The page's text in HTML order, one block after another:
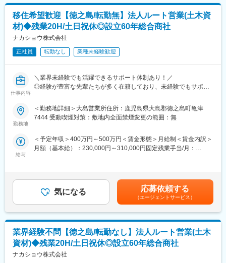
現場やお客様の声を起点に、仮説検証と改良を素早く重ねる風土
がございます。失敗を次の挑戦につなげる文化が根付いていま
す。
・小さく始め、大きく育てる経営スタイル
内製化と柔軟な投資判断により新たな市場を創出。若手社員にも
早期から裁量ある仕事をお任せしています。
実しており、職種の枠を越えた成長機会がございます。
・宮崎、鹿児島、沖縄県内営業所等約50拠点の事務処理等の監
査、指導
※各拠点等への出張業務が発生します
■想定されるキャリアパス（入社3年以降のイメージ）
管理部門内の経理決算関係、内部監査業務における管理職を担当
いただきます。
■当社の特徴
・基本的に土日祝お休みで、年末年始・お盆は8連休以上あり、有
す。（平均有休取得日数10.3日）
・景気に左右されにくい業界で、クボタのネームバリューもあ
・クボタグループならではの福利厚生も充実しています。
営業所44拠点・大型サービスセンター6拠点を擁し、農業機械の
販売・サービスを通して「地域農業の発展」と「地域社会への貢
献」を使命としております。
変更の範囲：当社業務全般
金はあくまでも目安の金額であり、選考を通じて上下する可能性
があります。月給(月額)は固定手当を含めた表記です。
移住希望歓迎【徳之島/転勤無】法人ルート営業(土木資
材)◆残業20H/土日祝休◎設立60年総合商社
ナカショウ株式会社
正社員 転勤なし 業種未経験歓迎
仕事内容
＼業界未経験でも活躍できるサポート体制あり！／
◎経験が豊富な先輩たちが多く在籍しており、未経験でもサポー
支えます！
■業務内容：
ます。
■具体的には：
＜提案先＞
地元で知名度の高い建設会社が中心
＜新規：既存の割合＞
将来的に余力があれば新規開拓等もお任せする可能性もございま
すが、現段階では既にお取引のある既存顧客をご担当頂く予定
勤務地
＜勤務地詳細＞大島営業所住所：鹿児島県大島郡徳之島町亀津
7444 受動喫煙対策：敷地内全面禁煙変更の範囲：無
給与
＜予定年収＞400万円～500万円＜賃金形態＞月給制＜賃金内訳＞
月額（基本給）：230,000円～310,000円固定残業手当/月：
齢、経験、前職給与を考慮し決定致します。■昇給：有■賞与：年
２回＋決算賞与1回（前年度実績：3回/計3.50ヶ月分）■固定残業
代：20,000円分(20時間分)（超過分は全額支給）※20,000円に満
たない場合は、差額を営業手当として支給賃金はあくまでも目安
の金額であり、選考を通じて上下する可能性があります。月給(月
額)は固定手当を含めた表記です。
気になる 応募依頼する
（エージェントサービス）
業界経験不問【徳之島/転勤なし】法人ルート営業(土木
資材)◆残業20H/土日祝休◎設立60年総合商社
ナカショウ株式会社